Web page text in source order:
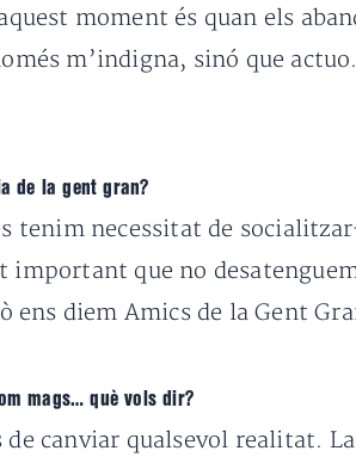
moment és quan els
m’indigna, sinó que
de la gent gran?
tenim necessitat de
important que no
ens diem Amics de la Gent
mags… què vols dir?
de canviar qualsevol realitat.